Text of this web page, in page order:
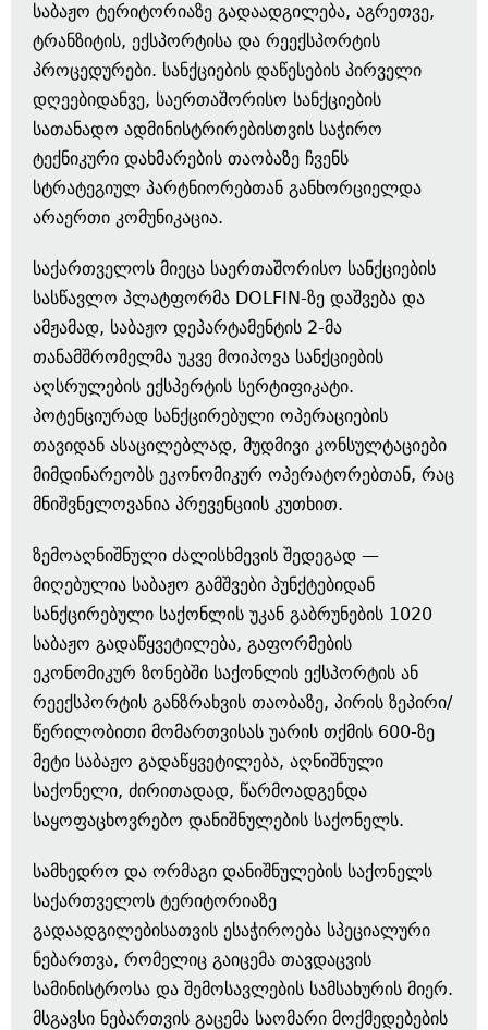
საბაჟო ტერიტორიაზე გადაადგილება, აგრეთვე,
ტრანზიტის, ექსპორტისა და რეექსპორტის
პროცედურები. სანქციების დაწესების პირველი
დღეებიდანვე, საერთაშორისო სანქციების
სათანადო ადმინისტრირებისთვის საჭირო
ტექნიკური დახმარების თაობაზე ჩვენს
სტრატეგიულ პარტნიორებთან განხორციელდა
არაერთი კომუნიკაცია.
საქართველოს მიეცა საერთაშორისო სანქციების
სასწავლო პლატფორმა DOLFIN-ზე დაშვება და
ამჟამად, საბაჟო დეპარტამენტის 2-მა
თანამშრომელმა უკვე მოიპოვა სანქციების
აღსრულების ექსპერტის სერტიფიკატი.
პოტენციურად სანქცირებული ოპერაციების
თავიდან ასაცილებლად, მუდმივი კონსულტაციები
მიმდინარეობს ეკონომიკურ ოპერატორებთან, რაც
მნიშვნელოვანია პრევენციის კუთხით.
ზემოაღნიშნული ძალისხმევის შედეგად —
მიღებულია საბაჟო გამშვები პუნქტებიდან
სანქცირებული საქონლის უკან გაბრუნების 1020
საბაჟო გადაწყვეტილება, გაფორმების
ეკონომიკურ ზონებში საქონლის ექსპორტის ან
რეექსპორტის განზრახვის თაობაზე, პირის ზეპირი/
წერილობითი მომართვისას უარის თქმის 600-ზე
მეტი საბაჟო გადაწყვეტილება, აღნიშნული
საქონელი, ძირითადად, წარმოადგენდა
საყოფაცხოვრებო დანიშნულების საქონელს.
სამხედრო და ორმაგი დანიშნულების საქონელს
საქართველოს ტერიტორიაზე
გადაადგილებისათვის ესაჭიროება სპეციალური
ნებართვა, რომელიც გაიცემა თავდაცვის
სამინისტროსა და შემოსავლების სამსახურის მიერ.
მსგავსი ნებართვის გაცემა საომარი მოქმედებების